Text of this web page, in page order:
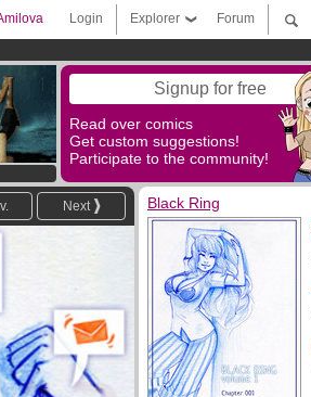
Forum
Explorer
Login
Signup for free
Read over comics
Get custom suggestions!
Participate to the community!
Next Black Ring